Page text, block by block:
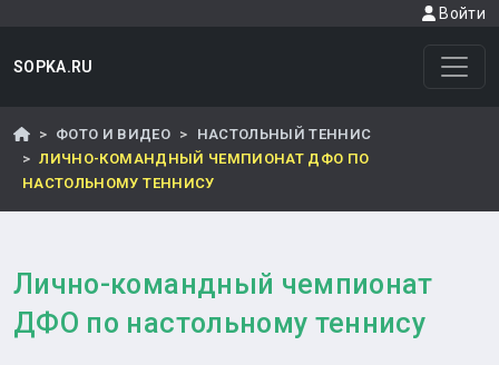
Войти
SOPKA.RU
ФОТО И ВИДЕО
НАСТОЛЬНЫЙ ТЕННИС
ЛИЧНО-КОМАНДНЫЙ ЧЕМПИОНАТ ДФО ПО
НАСТОЛЬНОМУ ТЕННИСУ
Лично-командный чемпионат
ДФО по настольному теннису